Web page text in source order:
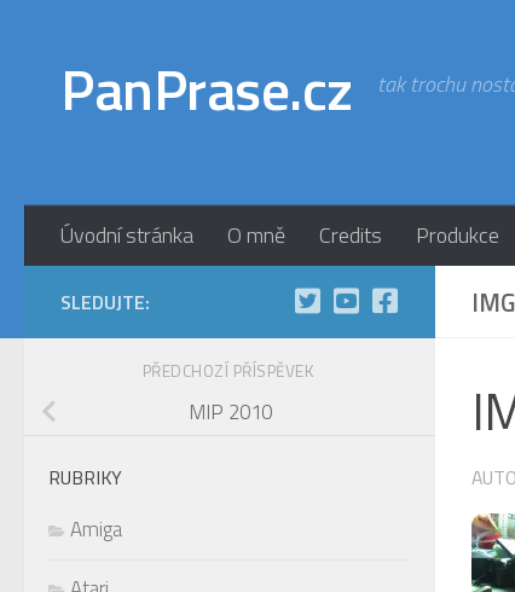
PanPrase.cz tak trochu
Úvodní stránka O mně Credits Produkce
SLEDUJTE:
PŘEDCHOZÍ PŘÍSPĚVEK
MIP 2010
RUBRIKY
Amiga